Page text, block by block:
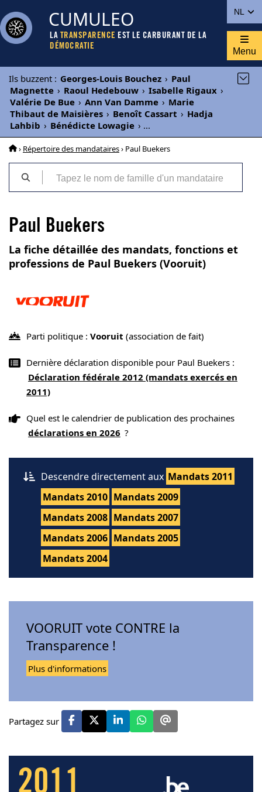
NL
CUMULEO
LA TRANSPARENCE EST LE CARBURANT DE LA
DÉMOCRATIE
Menu
Ils buzzent : Georges-Louis Bouchez › Paul
Magnette › Raoul Hedebouw › Isabelle Rigaux ›
Valérie De Bue › Ann Van Damme › Marie
Thibaut de Maisières › Benoît Cassart › Hadja
Lahbib › Bénédicte Lowagie › ...
› Répertoire des mandataires› Paul Buekers
Paul Buekers
La fiche détaillée des mandats, fonctions et
professions de Paul Buekers (Vooruit)
Parti politique : Vooruit (association de fait)
Dernière déclaration disponible pour Paul Buekers :
Déclaration fédérale 2012 (mandats exercés en
2011)
Quel est le calendrier de publication des prochaines
déclarations en 2026 ?
Descendre directement aux Mandats 2011
Mandats 2010 Mandats 2009
Mandats 2008 Mandats 2007
Mandats 2006 Mandats 2005
Mandats 2004
VOORUIT vote CONTRE la
Transparence !
Plus d'informations
Partagez sur